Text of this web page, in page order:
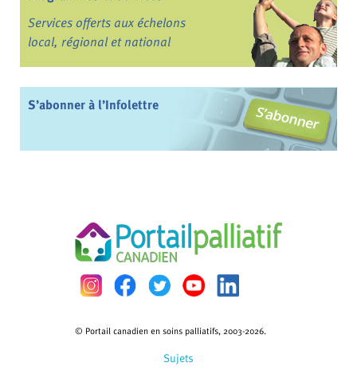
Services offerts aux échelons
local, régional et national
S’abonner à l’Infolettre
Sujets
© Portail canadien en soins palliatifs, 2003-2026.